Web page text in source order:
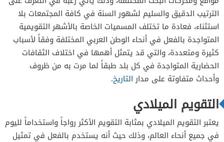
اسماء اشهر السنة بالانجليزي بالترتيب
اسماء اشهر السنة بالعربي بالترتيب
الترتيب الدقيق والسليم لشهور السنة في كافة المجتمعات بلا
استثناء، فعادة ما تختلف المسميات الخاصة بالأشهر التقويمية
المتواجدة بالفعل في أنحاء الوطن العربي المختلفة وفقاً لأسباب
كثيرة ومتعددة، والتي قد يتمثل أهمها في اختلاف الثقافات
الحضارية المتواجدة في كل بلد طبقاً لما مرت به من ظروف
وأحداث متفاوتة على مدارالتاريخ.
التقويم الميلادي
يعتبر التقويم الميلادي بمثابة التقويم الأكثر رواجاً واستخداماً لليوم
في جميع أنحاء العالم، وذلك حيث أنه يستخدم بالفعل في تمثيل